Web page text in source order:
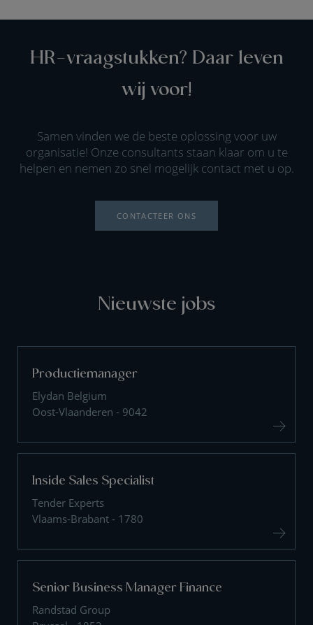
HR-vraagstukken? Daar leven
wij voor!
Samen vinden we de beste oplossing voor uw
organisatie! Onze consultants staan klaar om u te
helpen en nemen zo snel mogelijk contact met u op.
CONTACTEER ONS
Nieuwste jobs
Productiemanager
Elydan Belgium
Oost-Vlaanderen - 9042
Inside Sales Specialist
Tender Experts
Vlaams-Brabant - 1780
Senior Business Manager Finance
Randstad Group